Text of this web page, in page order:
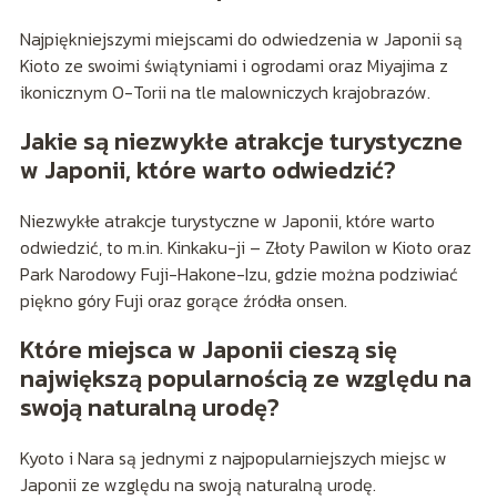
Najpiękniejszymi miejscami do odwiedzenia w Japonii są
Kioto ze swoimi świątyniami i ogrodami oraz Miyajima z
ikonicznym O-Torii na tle malowniczych krajobrazów.
Jakie są niezwykłe atrakcje turystyczne
w Japonii, które warto odwiedzić?
Niezwykłe atrakcje turystyczne w Japonii, które warto
odwiedzić, to m.in. Kinkaku-ji – Złoty Pawilon w Kioto oraz
Park Narodowy Fuji-Hakone-Izu, gdzie można podziwiać
piękno góry Fuji oraz gorące źródła onsen.
Które miejsca w Japonii cieszą się
największą popularnością ze względu na
swoją naturalną urodę?
Kyoto i Nara są jednymi z najpopularniejszych miejsc w
Japonii ze względu na swoją naturalną urodę.